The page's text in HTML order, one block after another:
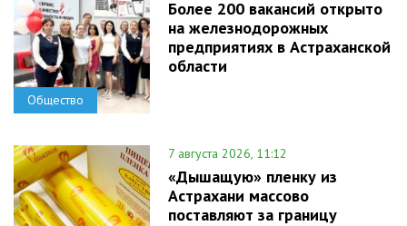
Общество
Более 200 вакансий открыто
на железнодорожных
предприятиях в Астраханской
области
7 августа 2026, 11:12
«Дышащую» пленку из
Астрахани массово
поставляют за границу